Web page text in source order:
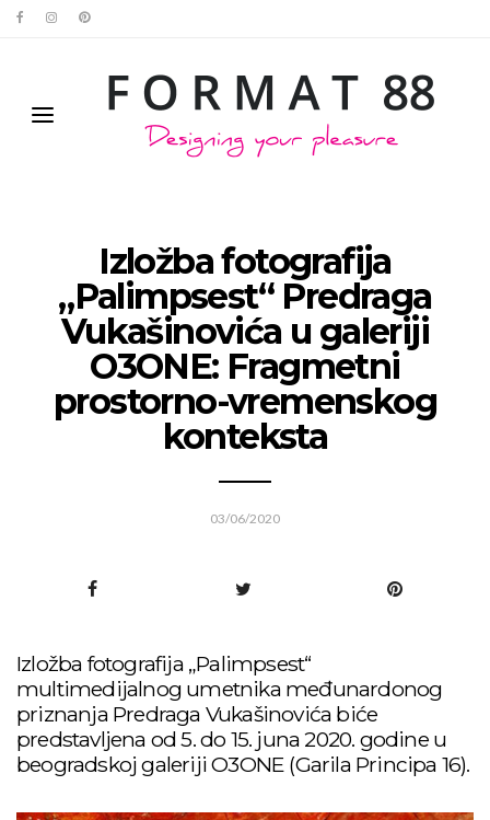
Izložba fotografija
„Palimpsest“ Predraga
Vukašinovića u galeriji
O3ONE: Fragmetni
prostorno-vremenskog
konteksta
03/06/2020
Izložba fotografija „Palimpsest“
multimedijalnog umetnika međunardonog
priznanja Predraga Vukašinovića biće
predstavljena od 5. do 15. juna 2020. godine u
beogradskoj galeriji O3ONE (Garila Principa 16).